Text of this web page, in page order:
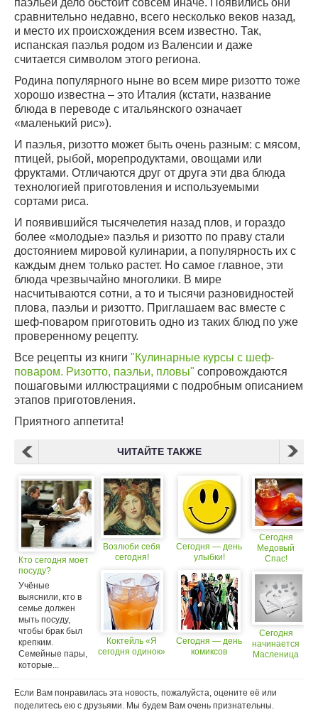
паэльей дело обстоит совсем иначе. Появились они
сравнительно недавно, всего несколько веков назад,
и место их происхождения всем известно. Так,
испанская паэлья родом из Валенсии и даже
считается символом этого региона.
Родина популярного ныне во всем мире ризотто тоже
хорошо известна – это Италия (кстати, название
блюда в переводе с итальянского означает
«маленький рис»).
И паэлья, ризотто может быть очень разным: с мясом,
птицей, рыбой, морепродуктами, овощами или
фруктами. Отличаются друг от друга эти два блюда
технологией приготовления и используемыми
сортами риса.
И появившийся тысячелетия назад плов, и гораздо
более «молодые» паэлья и ризотто по праву стали
достоянием мировой кулинарии, а популярность их с
каждым днем только растет. Но самое главное, эти
блюда чрезвычайно многолики. В мире
насчитываются сотни, а то и тысячи разновидностей
плова, паэльи и ризотто. Приглашаем вас вместе с
шеф-поваром приготовить одно из таких блюд по уже
проверенному рецепту.
Все рецепты из книги "Кулинарные курсы с шеф-
поваром. Ризотто, паэльи, пловы" сопровождаются
пошаговыми иллюстрациями с подробным описанием
этапов приготовления.
Приятного аппетита!
ЧИТАЙТЕ ТАКЖЕ
Кто сегодня моет
посуду?
Учёные
выяснили, кто в
семье должен
мыть посуду,
чтобы брак был
крепким.
Семейные пары,
которые...
Возлюби себя
сегодня!
Коктейль «Я
сегодня одинок»
Сегодня — день
улыбки!
Сегодня — день
комиксов
Сегодня
Медовый
Спас!
Сегодня
начинается
Масленица
Если Вам понравилась эта новость, пожалуйста, оцените её или
поделитесь ею с друзьями. Мы будем Вам очень признательны.